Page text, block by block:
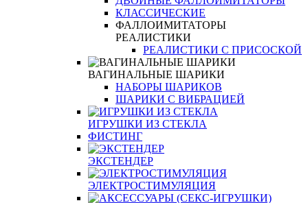
КЛАССИЧЕСКИЕ
ФАЛЛОИМИТАТОРЫ
РЕАЛИСТИКИ
РЕАЛИСТИКИ С ПРИСОСКОЙ
ВАГИНАЛЬНЫЕ ШАРИКИ
НАБОРЫ ШАРИКОВ
ШАРИКИ С ВИБРАЦИЕЙ
ИГРУШКИ ИЗ СТЕКЛА
ФИСТИНГ
ЭКСТЕНДЕР
ЭЛЕКТРОСТИМУЛЯЦИЯ